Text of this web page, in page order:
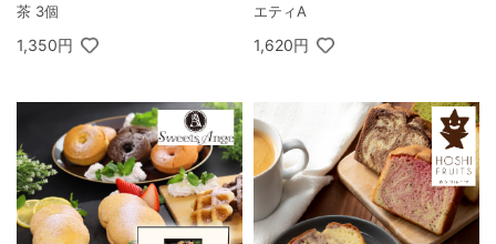
茶 3個
1,350円
エティA
1,620円